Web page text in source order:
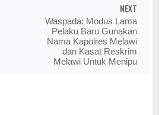
NEXT
Waspada: Modus Lama
Pelaku Baru Gunakan
Nama Kapolres Melawi
dan Kasat Reskrim
Melawi Untuk Menipu